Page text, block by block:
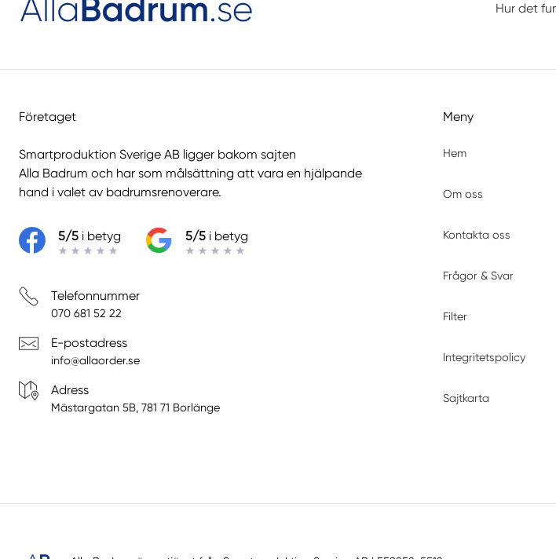
Hur det
Företaget
Smartproduktion Sverige AB ligger bakom sajten
Alla Badrum och har som målsättning att vara en hjälpande
hand i valet av badrumsrenoverare.
5/5 i betyg 5/5 i betyg
Telefonnummer
070 681 52 22
E-postadress
info@allaorder.se
Adress
Mästargatan 5B, 781 71 Borlänge
Meny
Hem
Om oss
Kontakta oss
Frågor & Svar
Filter
Integritetspolicy
Sajtkarta